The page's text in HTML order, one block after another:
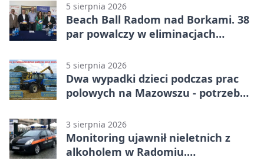
5 sierpnia 2026
Beach Ball Radom nad Borkami. 38
par powalczy w eliminacjach
5 sierpnia 2026
Dwa wypadki dzieci podczas prac
polowych na Mazowszu - potrzebna
3 sierpnia 2026
Monitoring ujawnił nieletnich z
alkoholem w Radomiu.